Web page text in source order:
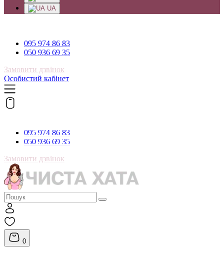
UA
095 974 86 83
050 936 69 35
Замовити дзвінок
Особистий кабінет
095 974 86 83
050 936 69 35
Замовити дзвінок
0